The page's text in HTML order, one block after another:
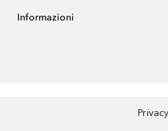
Informazioni
Privacy